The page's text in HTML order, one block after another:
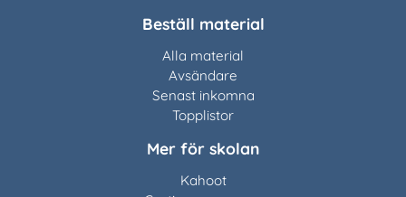
Beställ material
Alla material
Avsändare
Senast inkomna
Topplistor
Mer för skolan
Kahoot